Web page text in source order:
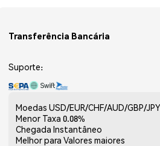
Transferência Bancária
Suporte:
Moedas USD/EUR/CHF/AUD/GBP/JPY
Menor Taxa 0.08%
Chegada Instantâneo
Melhor para Valores maiores